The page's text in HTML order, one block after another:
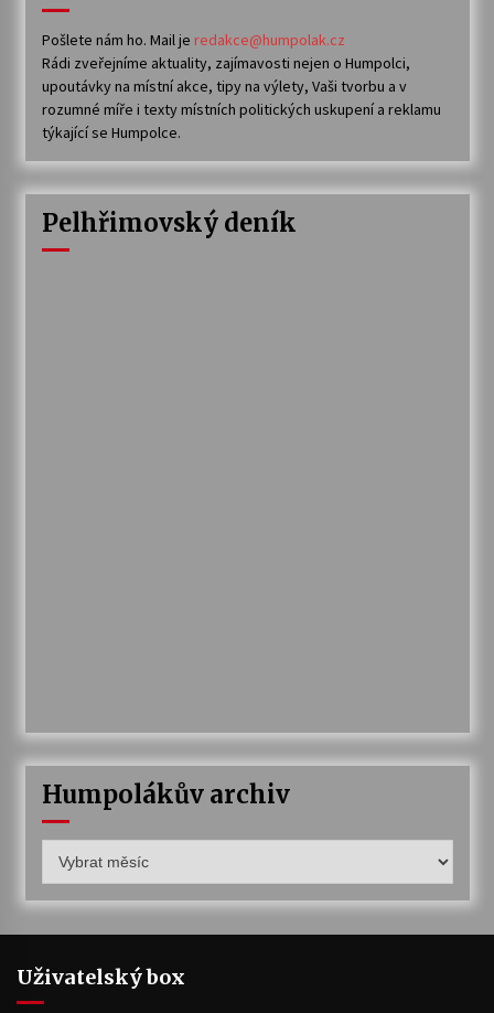
Pošlete nám ho. Mail je redakce@humpolak.cz
Rádi zveřejníme aktuality, zajímavosti nejen o Humpolci,
upoutávky na místní akce, tipy na výlety, Vaši tvorbu a v
rozumné míře i texty místních politických uskupení a reklamu
týkající se Humpolce.
Pelhřimovský deník
Humpolákův archiv
archiv
Uživatelský box